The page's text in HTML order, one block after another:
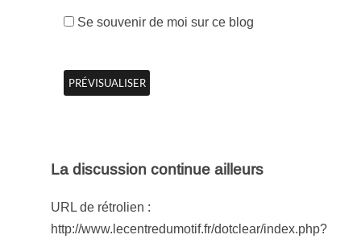
Se souvenir de moi sur ce blog
La discussion continue ailleurs
URL de rétrolien :
http://www.lecentredumotif.fr/dotclear/index.php?